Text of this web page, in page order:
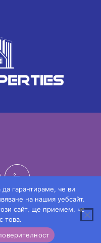
207109068. Всички
byMonkoni Ltd
гарантираме, че ви
на нашия уебсайт.
сайт, ще приемем, че
това.